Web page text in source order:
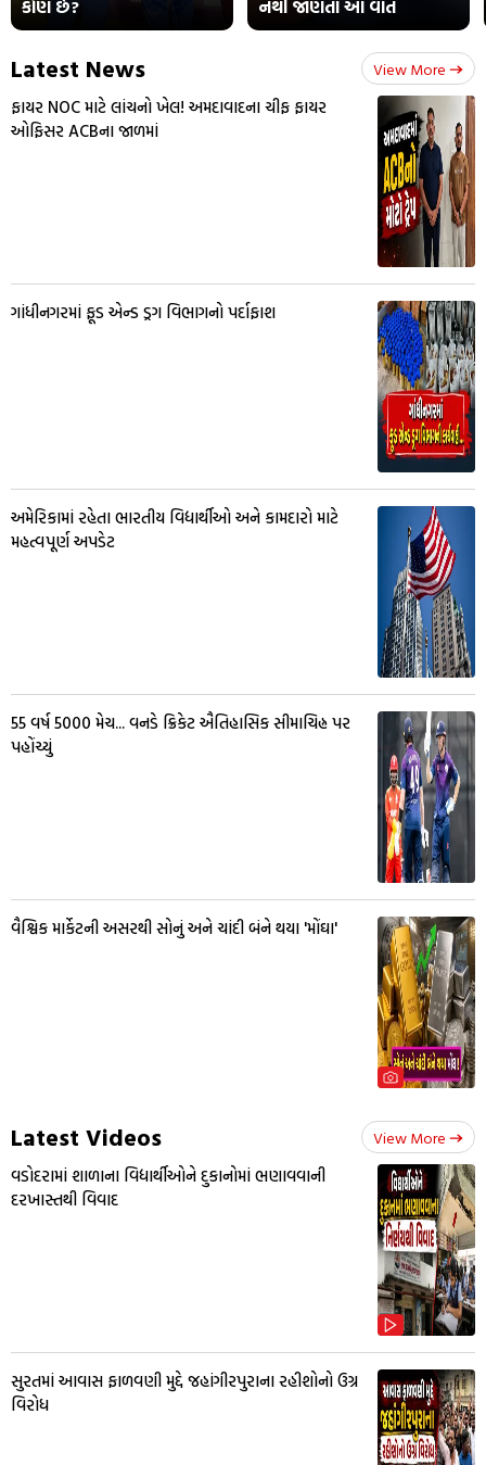
કોણ છે? નથી જાણતા આ વાત
Latest News View More
ફાયર NOC માટે લાંચનો ખેલ! અમદાવાદના ચીફ ફાયર
ઓફિસર ACBના જાળમાં
ગાંધીનગરમાં ફૂડ એન્ડ ડ્રગ વિભાગનો પર્દાફાશ
અમેરિકામાં રહેતા ભારતીય વિદ્યાર્થીઓ અને કામદારો માટે
મહત્વપૂર્ણ અપડેટ
55 વર્ષ 5000 મેચ... વનડે ક્રિકેટ ઐતિહાસિક સીમાચિહ્ન પર
પહોંચ્યું
વૈશ્વિક માર્કેટની અસરથી સોનું અને ચાંદી બંને થયા 'મોંઘા'
Latest Videos View More
વડોદરામાં શાળાના વિદ્યાર્થીઓને દુકાનોમાં ભણાવવાની
દરખાસ્તથી વિવાદ
સુરતમાં આવાસ ફાળવણી મુદ્દે જહાંગીરપુરાના રહીશોનો ઉગ્ર
વિરોધ